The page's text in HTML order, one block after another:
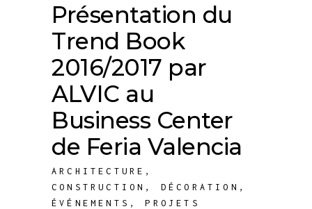
Présentation du
Trend Book
2016/2017 par
ALVIC au
Business Center
de Feria Valencia
ARCHITECTURE ,
CONSTRUCTION , DÉCORATION ,
ÉVÉNEMENTS ,PROJETS